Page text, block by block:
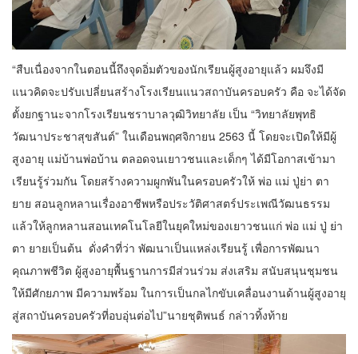
“สืบเนื่องจากในตอนนี้ถึงจุดอิ่มตัวของนักเรียนผู้สูงอายุแล้ว ผมจึงมี
แนวคิดจะปรับเปลี่ยนสร้างโรงเรียนแนวสถาบันครอบครัว คือ จะได้จัด
ตั้งยกฐานะจากโรงเรียนชราบาลวุฒิวิทยาลัย เป็น “วิทยาลัยพุทธิ
วัฒนาประชาสุขสันต์” ในเดือนพฤศจิกายน 2563 นี้ โดยจะเปิดให้มีผู้
สูงอายุ แม่บ้านพ่อบ้าน ตลอดจนเยาวชนและเด็กๆ ได้มีโอกาสเข้ามา
เรียนรู้ร่วมกัน โดยสร้างความผูกพันในครอบครัวให้ พ่อ แม่ ปู่ย่า ตา
ยาย สอนลูกหลานเรื่องอาชีพหรือประวัติศาสตร์ประเพณีวัฒนธรรม
แล้วให้ลูกหลานสอนเทคโนโลยีในยุคใหม่ของเยาวชนแก่ พ่อ แม่ ปู่ ย่า
ตา ยายเป็นต้น ดั่งคำที่ว่า พัฒนาเป็นแหล่งเรียนรู้ เพื่อการพัฒนา
คุณภาพชีวิต ผู้สูงอายุพื้นฐานการมีส่วนร่วม ส่งเสริม สนับสนุนชุมชน
ให้มีศักยภาพ มีความพร้อม ในการเป็นกลไกขับเคลื่อนงานด้านผู้สูงอายุ
สู่สถาบันครอบครัวที่อบอุ่นต่อไป”นายชุติพนธ์ กล่าวทิ้งท้าย